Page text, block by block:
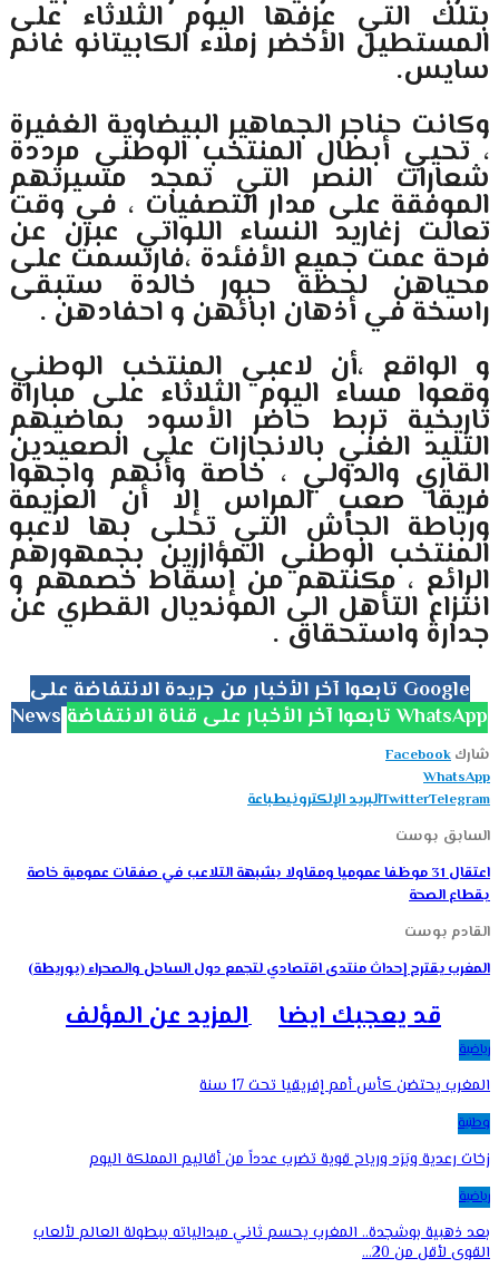
بتلك التي عزفها اليوم الثلاثاء على
المستطيل الأخضر زملاء الكابيتانو غانم
سايس.
وكانت حناجر الجماهير البيضاوية الغفيرة
، تحيي أبطال المنتخب الوطني مرددة
شعارات النصر التي تمجد مسيرتهم
الموفقة على مدار التصفيات ، في وقت
تعالت زغاريد النساء اللواتي عبرن عن
فرحة عمت جميع الأفئدة ،فارتسمت على
محياهن لحظة حبور خالدة ستبقى
راسخة في أذهان ابائهن و احفادهن .
و الواقع ،أن لاعبي المنتخب الوطني
وقعوا مساء اليوم الثلاثاء على مباراة
تاريخية تربط حاضر الأسود بماضيهم
التليد الغني بالانجازات على الصعيدين
القاري والدولي ، خاصة وأنهم واجهوا
فريقا صعب المراس إلا أن العزيمة
ورباطة الجأش التي تحلى بها لاعبو
المنتخب الوطني المؤازرين بجمهورهم
الرائع ، مكنتهم من إسقاط خصمهم و
انتزاع التأهل الى المونديال القطري عن
جدارة واستحقاق .
تابعوا آخر الأخبار من جريدة الانتفاضة على Google
News
تابعوا آخر الأخبار على قناة الانتفاضة WhatsApp
شارك Facebook
WhatsApp
TwitterTelegram البريد الإلكترونيطباعة
السابق بوست
اعتقال 31 موظفا عموميا ومقاولا بشبهة التلاعب في صفقات عمومية خاصة
بقطاع الصحة
القادم بوست
المغرب يقترح إحداث منتدى اقتصادي لتجمع دول الساحل والصحراء (بوريطة)
قد يعجبك ايضا المزيد عن المؤلف
رياضية
المغرب يحتضن كأس أمم إفريقيا تحت 17 سنة
وطنية
زخات رعدية وبَرَد ورياح قوية تضرب عدداً من أقاليم المملكة اليوم
رياضية
بعد ذهبية بوشجدة.. المغرب يحسم ثاني ميدالياته ببطولة العالم لألعاب
القوى لأقل من 20…